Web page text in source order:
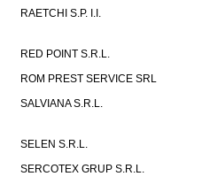
RAETCHI S.P. I.I.
RED POINT S.R.L.
ROM PREST SERVICE SRL
SALVIANA S.R.L.
SELEN S.R.L.
SERCOTEX GRUP S.R.L.